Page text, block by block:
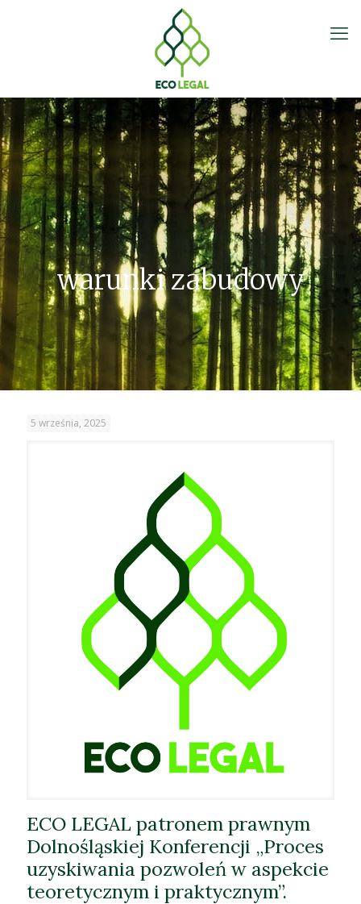
warunki zabudowy
5 września, 2025
ECO LEGAL patronem prawnym
Dolnośląskiej Konferencji „Proces
uzyskiwania pozwoleń w aspekcie
teoretycznym i praktycznym”.